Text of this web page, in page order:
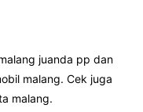
juanda pp dan
malang. Cek juga
malang.